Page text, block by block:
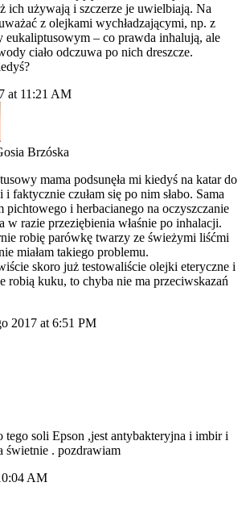
ich używają i szczerze je uwielbiają. Na
z olejkami wychładzającymi, np. z
eukaliptusowym – co prawda inhalują, ale
ciało odczuwa po nich dreszcze.
at 11:21 AM
Brzóska
mama podsunęła mi kiedyś na katar do
i faktycznie czułam się po nim słabo. Sama
pichtowego i herbacianego na oczyszczanie
w razie przeziębienia właśnie po inhalacji.
robię parówkę twarzy ze świeżymi liśćmi
miałam takiego problemu.
skoro już testowaliście olejki eteryczne i
robią kuku, to chyba nie ma przeciwskazań
2017 at 6:51 PM
tego soli Epson ,jest antybakteryjna i imbir i
świetnie . pozdrawiam
AM